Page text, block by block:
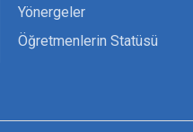
Yönergeler
Öğretmenlerin Statüsü
Seçim Formları